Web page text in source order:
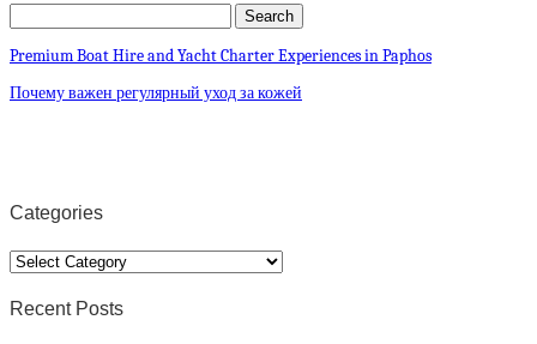
Premium Boat Hire and Yacht Charter Experiences in Paphos
Почему важен регулярный уход за кожей
Categories
Categories
Recent Posts